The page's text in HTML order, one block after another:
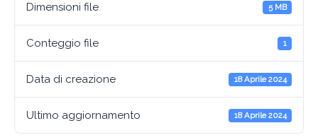
Dimensioni file 5 MB
Conteggio file 1
Data di creazione 18 Aprile 2024
Ultimo aggiornamento 18 Aprile 2024